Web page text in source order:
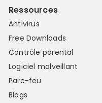
Ressources
Antivirus
Free Downloads
Contrôle parental
Logiciel malveillant
Pare-feu
Blogs